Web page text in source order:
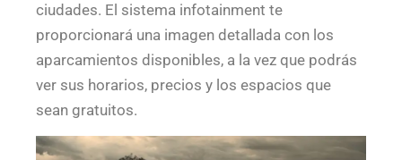
ciudades. El sistema infotainment te
proporcionará una imagen detallada con los
aparcamientos disponibles, a la vez que podrás
ver sus horarios, precios y los espacios que
sean gratuitos.